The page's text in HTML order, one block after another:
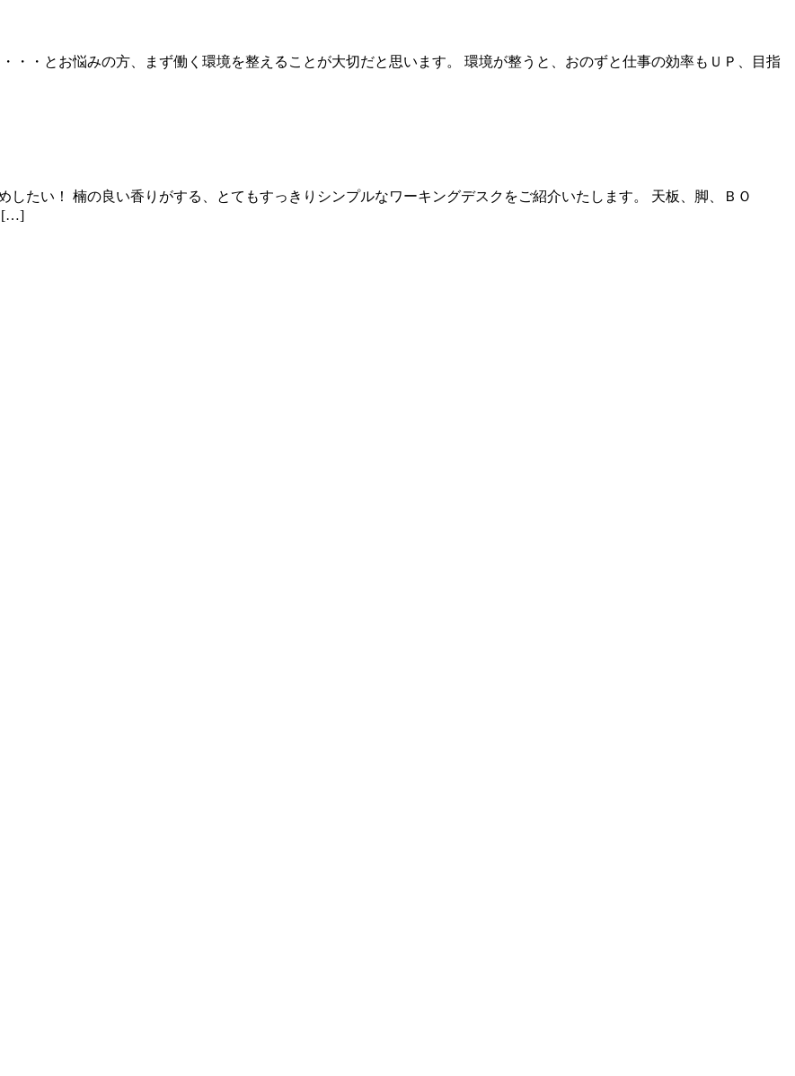
・・とお悩みの方、まず働く環境を整えることが大切だと思います。 環境が整うと、おのずと仕事の効率もＵＰ、目指
たい！ 楠の良い香りがする、とてもすっきりシンプルなワーキングデスクをご紹介いたします。 天板、脚、ＢＯ
[…]